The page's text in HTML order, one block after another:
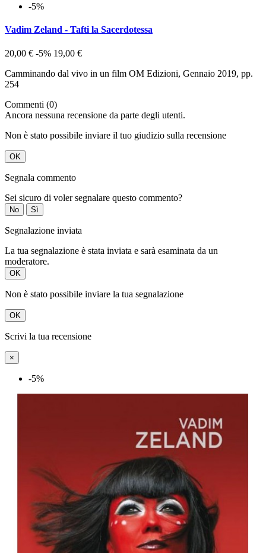
-5%
Vadim Zeland - Tafti la Sacerdotessa
20,00 € -5% 19,00 €
Camminando dal vivo in un film OM Edizioni, Gennaio 2019, pp.
254
Commenti (0)
Ancora nessuna recensione da parte degli utenti.
Non è stato possibile inviare il tuo giudizio sulla recensione
OK
Segnala commento
Sei sicuro di voler segnalare questo commento?
No Sì
Segnalazione inviata
La tua segnalazione è stata inviata e sarà esaminata da un
moderatore.
OK
Non è stato possibile inviare la tua segnalazione
OK
Scrivi la tua recensione
×
-5%